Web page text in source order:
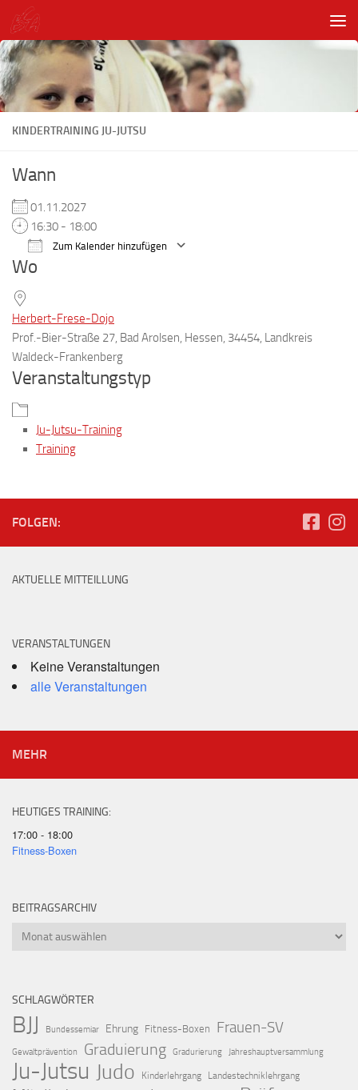
Unter dem Inhalt
KINDERTRAINING JU-JUTSU
Wann
01.11.2027
16:30 - 18:00
Zum Kalender hinzufügen
Wo
Herbert-Frese-Dojo
Prof.-Bier-Straße 27, Bad Arolsen, Hessen, 34454, Landkreis
Waldeck-Frankenberg
Veranstaltungstyp
Ju-Jutsu-Training
Training
FOLGEN:
AKTUELLE MITTEILLUNG
VERANSTALTUNGEN
Keine Veranstaltungen
alle Veranstaltungen
MEHR
HEUTIGES TRAINING:
17:00 - 18:00
Fitness-Boxen
BEITRAGSARCHIV
Beitragsarchiv
SCHLAGWÖRTER
BJJ Bundessemiar Ehrung Fitness-Boxen Frauen-SV
Gewaltprävention Graduierung Gradurierung Jahreshauptversammlung
Ju-Jutsu Judo Kinderlehrgang Landestechniklehrgang